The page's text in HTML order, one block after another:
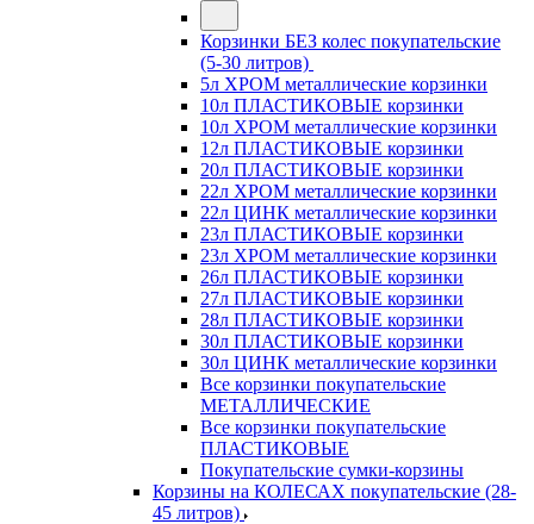
Корзинки БЕЗ колес покупательские
(5-30 литров)
5л ХРОМ металлические корзинки
10л ПЛАСТИКОВЫЕ корзинки
10л ХРОМ металлические корзинки
12л ПЛАСТИКОВЫЕ корзинки
20л ПЛАСТИКОВЫЕ корзинки
22л ХРОМ металлические корзинки
22л ЦИНК металлические корзинки
23л ПЛАСТИКОВЫЕ корзинки
23л ХРОМ металлические корзинки
26л ПЛАСТИКОВЫЕ корзинки
27л ПЛАСТИКОВЫЕ корзинки
28л ПЛАСТИКОВЫЕ корзинки
30л ПЛАСТИКОВЫЕ корзинки
30л ЦИНК металлические корзинки
Все корзинки покупательские
МЕТАЛЛИЧЕСКИЕ
Все корзинки покупательские
ПЛАСТИКОВЫЕ
Покупательские сумки-корзины
Корзины на КОЛЕСАХ покупательские (28-
45 литров)